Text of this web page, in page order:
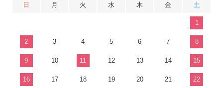
日 月 火 水 木 金 土
1
2 3 4 5 6 7 8
9 10 11 12 13 14 15
16 17 18 19 20 21 22